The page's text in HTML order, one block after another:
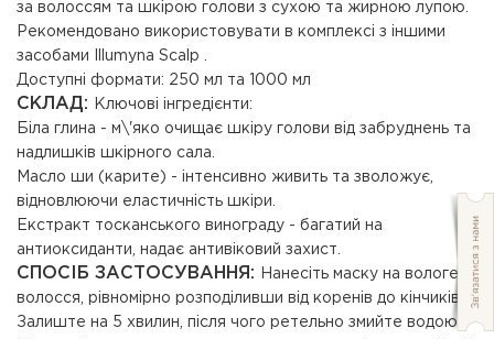
за волоссям та шкірою голови з сухою та жирною лупою.
Рекомендовано використовувати в комплексі з іншими
засобами Illumyna Scalp .
Доступні формати: 250 мл та 1000 мл
СКЛАД:
Ключові інгредієнти:
Біла глина - м\'яко очищає шкіру голови від забруднень та
надлишків шкірного сала.
Масло ши (карите) - інтенсивно живить та зволожує,
відновлюючи еластичність шкіри.
Екстракт тосканського винограду - багатий на
антиоксиданти, надає антивіковий захист.
СПОСІБ ЗАСТОСУВАННЯ:
Нанесіть маску на вологе
волосся, рівномірно розподіливши від коренів до кінчиків.
Залиште на 5 хвилин, після чого ретельно змийте водою.